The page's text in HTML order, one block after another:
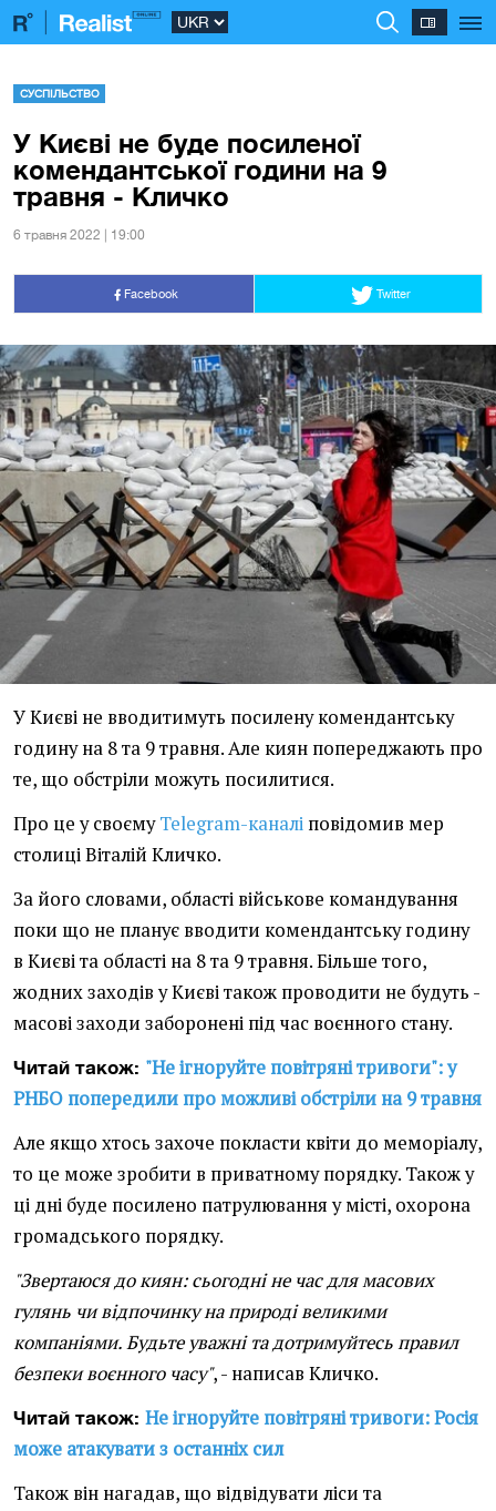
СУСПІЛЬСТВО
У Києві не буде посиленої
комендантської години на 9
травня - Кличко
6 травня 2022 | 19:00
Facebook Twitter
У Києві не вводитимуть посилену комендантську
годину на 8 та 9 травня. Але киян попереджають про
те, що обстріли можуть посилитися.
Про це у своємуTelegram-каналі повідомив мер
столиці Віталій Кличко.
За його словами, області військове командування
поки що не планує вводити комендантську годину
в Києві та області на 8 та 9 травня. Більше того,
жодних заходів у Києві також проводити не будуть -
масові заходи заборонені під час воєнного стану.
Читай також: "Не ігноруйте повітряні тривоги": у
РНБО попередили про можливі обстріли на 9 травня
Але якщо хтось захоче покласти квіти до меморіалу,
то це може зробити в приватному порядку. Також у
ці дні буде посилено патрулювання у місті, охорона
громадського порядку.
"Звертаюся до киян: сьогодні не час для масових
гулянь чи відпочинку на природі великими
компаніями. Будьте уважні та дотримуйтесь правил
безпеки воєнного часу", - написав Кличко.
Читай також: Не ігноруйте повітряні тривоги: Росія
може атакувати з останніх сил
Також він нагадав, що відвідувати ліси та